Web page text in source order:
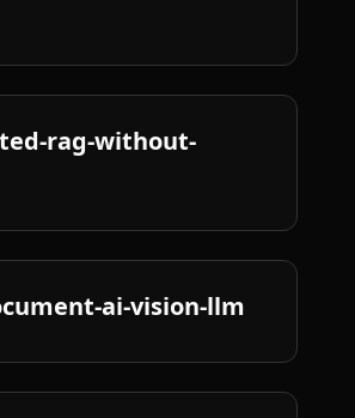
rag-without-
ai-vision-llm